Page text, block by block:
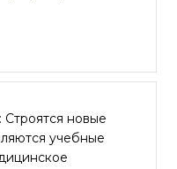
Строятся новые
учебные